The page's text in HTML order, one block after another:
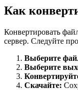
Как
Конвертировать
сервер. Следуйте
Выберите
Выберите
Скачайте: